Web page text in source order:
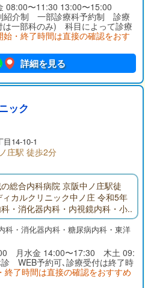
08:00〜11:30 13:00〜15:00
紹介制 一部診療科予約制 診療
は一部科のみ) 科目によって診療
始・終了時間は直接の確認をおす
詳細を見る
ック
14-10-1
庄駅 徒歩2分
総合内科病院 京阪中ノ庄駅徒
カルクリニック中ノ庄 令和5年
・消化器内科・内視鏡内科・小
へ受診ください) 内視鏡(胃カメ
いて大腸カメラを実施している
音波検査(エコー検査：くぶや
科・消化器内科・糖尿病内科・東洋
月水金 14:00〜17:30 木土 09:
WEB予約可､診療受付は終了時
終了時間は直接の確認をおすすめ